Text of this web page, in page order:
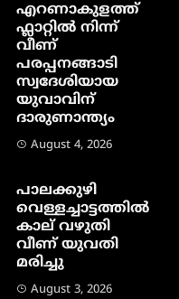
എറണാകുളത്ത്
ഫ്ലാറ്റിൽ നിന്ന്
വീണ്
പരപ്പനങ്ങാടി
സ്വദേശിയായ
യുവാവിന്
ദാരുണാന്ത്യം
August 4, 2026
പാലക്കുഴി
വെള്ളച്ചാട്ടത്തില്‍
കാല് വഴുതി
വീണ് യുവതി
മരിച്ചു
August 3, 2026